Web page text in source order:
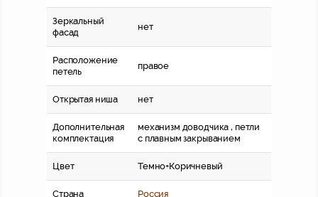
Зеркальный
фасад
нет
Расположение
петель
правое
Открытая ниша нет
Дополнительная
комплектация
механизм доводчика , петли
с плавным закрыванием
Цвет Темно+Коричневый
Страна Россия